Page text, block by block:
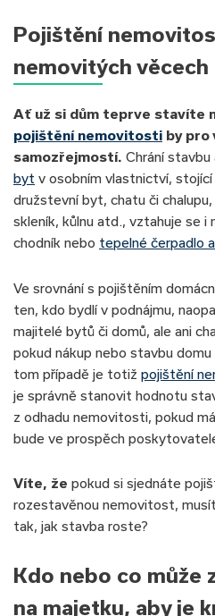
Pojištění
nemovitých věcech
Ať už si dům teprve stavíte
pojištění nemovitosti by pro
samozřejmostí. Chrání
byt v osobním vlastnictví,
družstevní byt, chatu či
skleník, kůlnu atd., vztahuje se i
chodník nebo tepelné čerpadlo
Ve srovnání s pojištěním
ten, kdo bydlí v podnájmu,
majitelé bytů či domů, ale ani
pokud nákup nebo stavbu
tom případě je totiž pojištění
je správně stanovit hodnotu
z odhadu nemovitosti, pokud
bude ve prospěch
Víte, že pokud si sjednáte
rozestavěnou nemovitost,
tak, jak stavba roste?
Kdo nebo co může
na majetku, aby je